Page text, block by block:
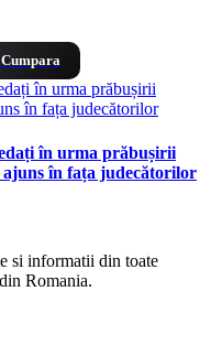
Cumpara
în urma prăbușirii
în fața judecătorilor
si informatii din toate
Romania.